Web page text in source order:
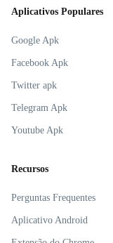
Aplicativos Populares
Google Apk
Facebook Apk
Twitter apk
Telegram Apk
Youtube Apk
Recursos
Perguntas Frequentes
Aplicativo Android